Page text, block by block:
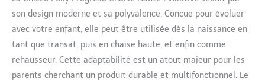
niveaux différents pour
transformer la chaise
haute en un confortable
transat, pour les
RÉGLABLE : La hauteur
est réglable sur 8
son design moderne et sa polyvalence. Conçue pour évoluer
avec votre enfant, elle peut être utilisée dès la naissance en
tant que transat, puis en chaise haute, et enfin comme
rehausseur. Cette adaptabilité est un atout majeur pour les
parents cherchant un produit durable et multifonctionnel. Le